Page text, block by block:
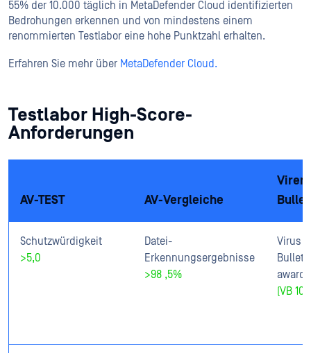
55% der 10.000 täglich in MetaDefender Cloud identifizierten
Bedrohungen erkennen und von mindestens einem
renommierten Testlabor eine hohe Punktzahl erhalten.
Erfahren Sie mehr über MetaDefender Cloud.
Testlabor High-Score-
Anforderungen
AV-TEST AV-Vergleiche
Viren-
Schutzwürdigkeit
>5,0
Datei-
Erkennungsergebnisse
>98 ,5%
Virus
award
(VB